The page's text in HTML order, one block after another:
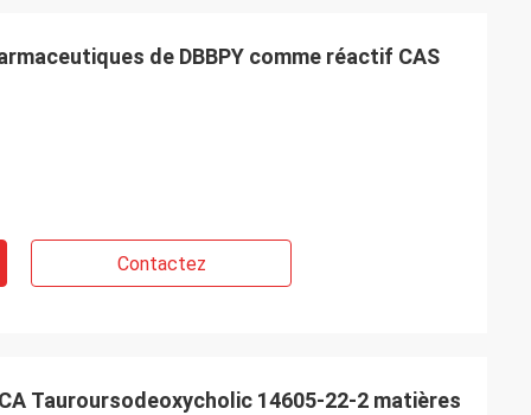
de DBBPY comme réactif CAS
Contactez
Tauroursodeoxycholic 14605-22-2 matières